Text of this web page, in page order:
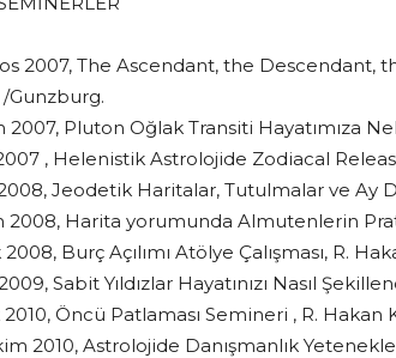
2007, The Ascendant, the Descendant,
Gunzburg.
2007, Pluton Oğlak Transiti Hayatımıza
, Helenistik Astrolojide Zodiacal
Jeodetik Haritalar, Tutulmalar ve Ay
2008, Harita yorumunda Almutenlerin
2008, Burç Açılımı Atölye Çalışması, R.
Sabit Yıldızlar Hayatınızı Nasıl
2010, Öncü Patlaması Semineri , R. Hakan
2010, Astrolojide Danışmanlık